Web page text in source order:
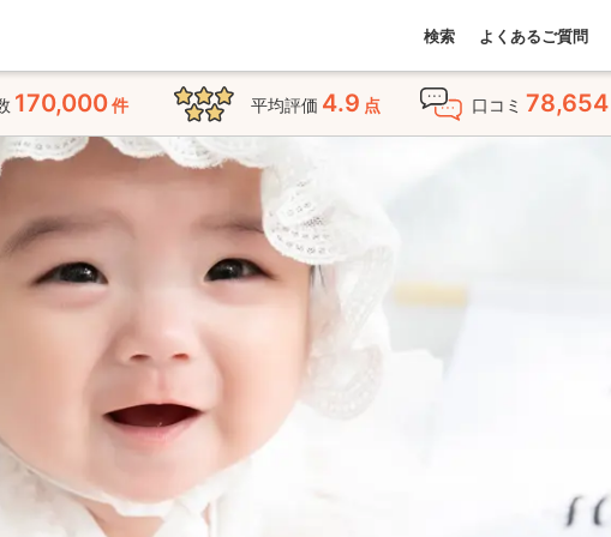
検索 よくあるご質問
170,000件 平均評価 4.9 点 口コミ 78,654